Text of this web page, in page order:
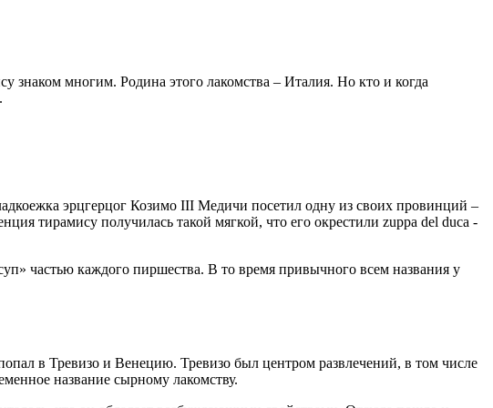
знаком многим. Родина этого лакомства – Италия. Но кто и когда
эрцгерцог Козимо III Медичи посетил одну из своих провинций –
тирамису получилась такой мягкой, что его окрестили zuppa del duca -
частью каждого пиршества. В то время привычного всем названия у
в Тревизо и Венецию. Тревизо был центром развлечений, в том числе
название сырному лакомству.